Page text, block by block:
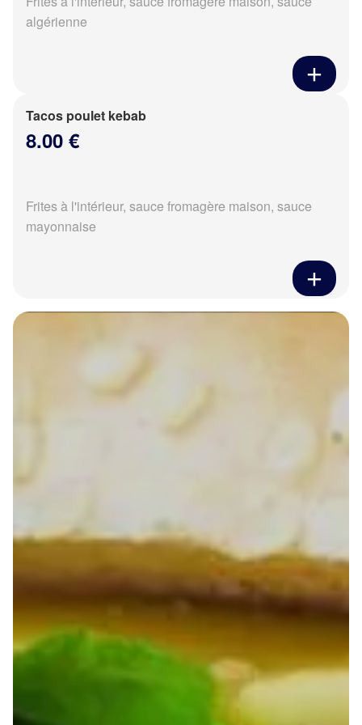
algérienne
Tacos poulet kebab
8.00 €
Frites à l'intérieur, sauce fromagère maison, sauce
mayonnaise